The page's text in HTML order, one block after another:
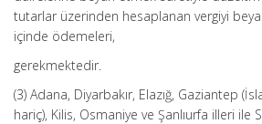
tutarlar üzerinden hesaplanan vergiyi
içinde ödemeleri,
gerekmektedir.
(3) Adana, Diyarbakır, Elazığ, Gaziantep
hariç), Kilis, Osmaniye ve Şanlıurfa illeri ile